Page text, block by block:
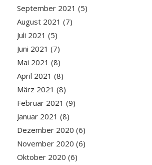
September 2021 (5)
August 2021 (7)
Juli 2021 (5)
Juni 2021 (7)
Mai 2021 (8)
April 2021 (8)
März 2021 (8)
Februar 2021 (9)
Januar 2021 (8)
Dezember 2020 (6)
November 2020 (6)
Oktober 2020 (6)